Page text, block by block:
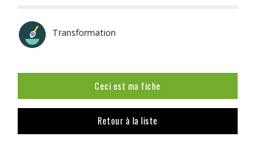
Transformation
Ceci est ma fiche
Retour à la liste